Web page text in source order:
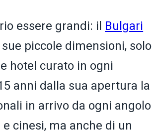
essere grandi: il Bulgari
piccole dimensioni, solo
hotel curato in ogni
anni dalla sua apertura la
in arrivo da ogni angolo
cinesi, ma anche di un